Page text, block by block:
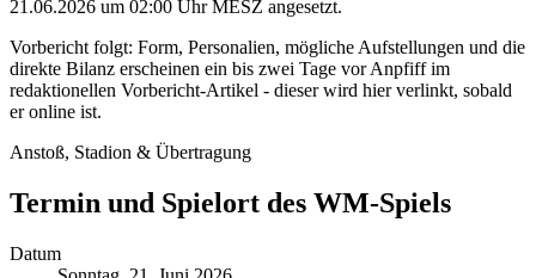
21.06.2026 um 02:00 Uhr MESZ angesetzt.
Vorbericht folgt: Form, Personalien, mögliche Aufstellungen und die
direkte Bilanz erscheinen ein bis zwei Tage vor Anpfiff im
redaktionellen Vorbericht-Artikel - dieser wird hier verlinkt, sobald
er online ist.
Anstoß, Stadion & Übertragung
Termin und Spielort des WM-Spiels
Datum